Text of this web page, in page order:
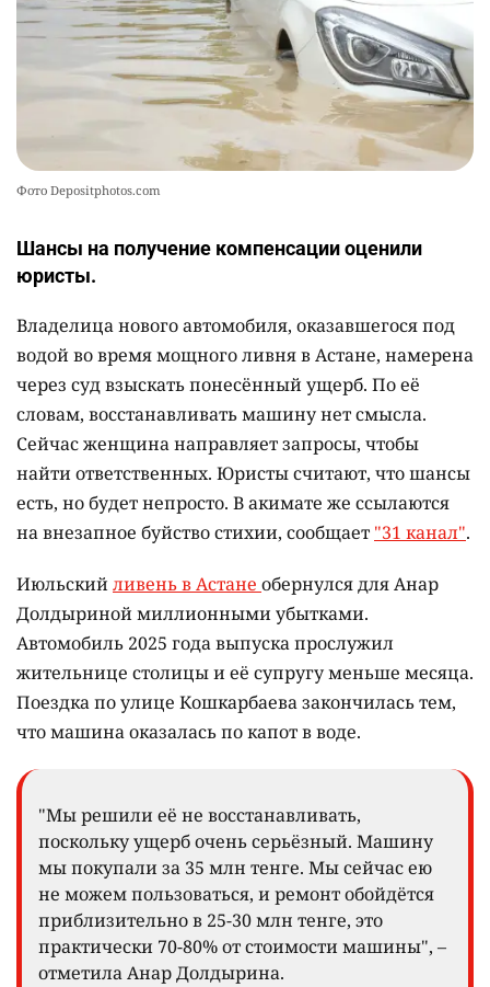
Фото Depositphotos.com
Шансы на получение компенсации оценили
юристы.
Владелица нового автомобиля, оказавшегося под
водой во время мощного ливня в Астане, намерена
через суд взыскать понесённый ущерб. По её
словам, восстанавливать машину нет смысла.
Сейчас женщина направляет запросы, чтобы
найти ответственных. Юристы считают, что шансы
есть, но будет непросто. В акимате же ссылаются
на внезапное буйство стихии, сообщает "31 канал".
Июльскийливень в Астане обернулся для Анар
Долдыриной миллионными убытками.
Автомобиль 2025 года выпуска прослужил
жительнице столицы и её супругу меньше месяца.
Поездка по улице Кошкарбаева закончилась тем,
что машина оказалась по капот в воде.
"Мы решили её не восстанавливать,
поскольку ущерб очень серьёзный. Машину
мы покупали за 35 млн тенге. Мы сейчас ею
не можем пользоваться, и ремонт обойдётся
приблизительно в 25-30 млн тенге, это
практически 70-80% от стоимости машины", –
отметила Анар Долдырина.